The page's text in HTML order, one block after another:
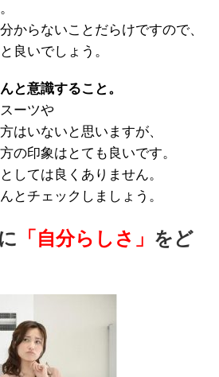
からないことだらけですので、
良いでしょう。
と意識すること。
ーツや
はいないと思いますが、
の印象はとても良いです。
しては良くありません。
とチェックしましょう。
「自分らしさ」 をど